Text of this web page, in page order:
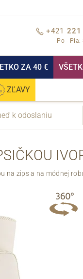
+421
Po - Pia:
ZA 40 €
ZĽAVY
Facebook
Cez Google
k odoslaniu
na zips a na módnej